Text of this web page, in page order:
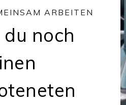
ARBEITEN
noch